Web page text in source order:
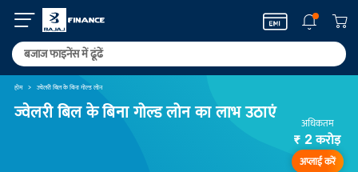
होम ज्वेलरी बिल के बिना गोल्ड लोन
ज्वेलरी बिल के बिना गोल्ड लोन का लाभ उठाएं
अधिकतम
₹ 2 करोड़
अप्लाई करें